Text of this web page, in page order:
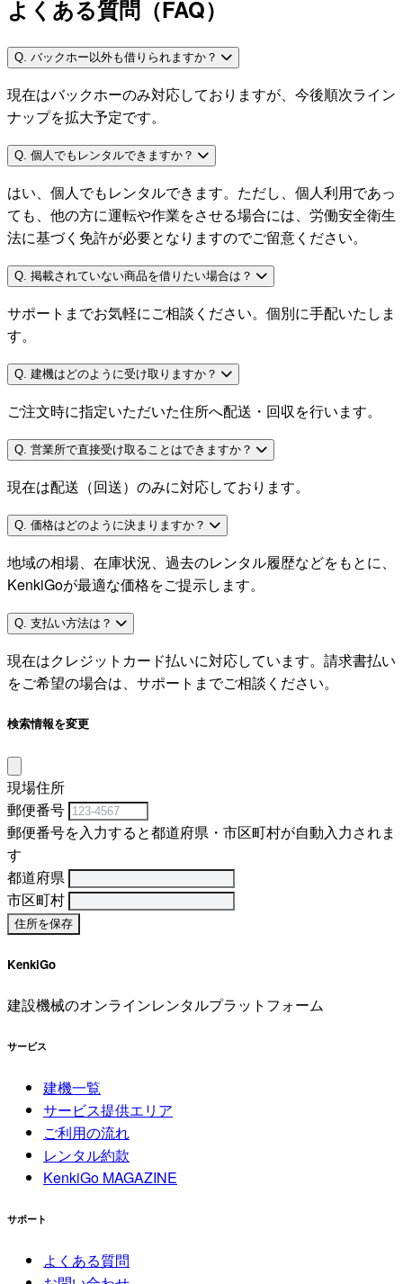
よくある質問（FAQ）
Q. バックホー以外も借りられますか？
現在はバックホーのみ対応しておりますが、今後順次ライン
ナップを拡大予定です。
Q. 個人でもレンタルできますか？
はい、個人でもレンタルできます。ただし、個人利用であっ
ても、他の方に運転や作業をさせる場合には、労働安全衛生
法に基づく免許が必要となりますのでご留意ください。
Q. 掲載されていない商品を借りたい場合は？
サポートまでお気軽にご相談ください。個別に手配いたしま
す。
Q. 建機はどのように受け取りますか？
ご注文時に指定いただいた住所へ配送・回収を行います。
Q. 営業所で直接受け取ることはできますか？
現在は配送（回送）のみに対応しております。
Q. 価格はどのように決まりますか？
地域の相場、在庫状況、過去のレンタル履歴などをもとに、
KenkiGoが最適な価格をご提示します。
Q. 支払い方法は？
現在はクレジットカード払いに対応しています。請求書払い
をご希望の場合は、サポートまでご相談ください。
検索情報を変更
現場住所
郵便番号
郵便番号を入力すると都道府県・市区町村が自動入力されま
す
都道府県
市区町村
KenkiGo
建設機械のオンラインレンタルプラットフォーム
サービス
建機一覧
サービス提供エリア
ご利用の流れ
レンタル約款
KenkiGo MAGAZINE
サポート
よくある質問